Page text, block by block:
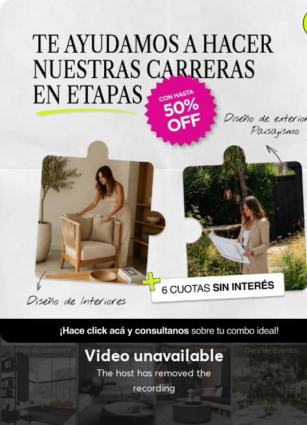
Anterior Clase
Clase 7
Materiales